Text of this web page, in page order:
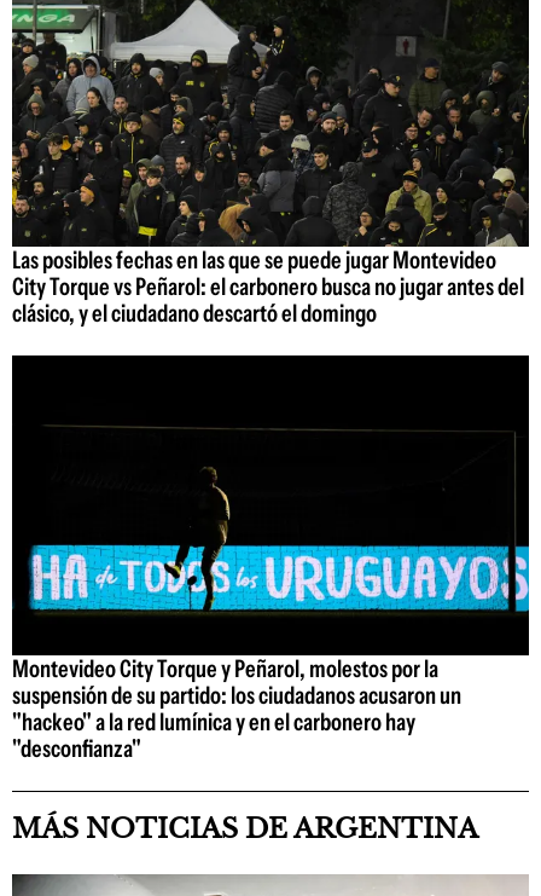
Las posibles fechas en las que se puede jugar Montevideo
City Torque vs Peñarol: el carbonero busca no jugar antes del
clásico, y el ciudadano descartó el domingo
Montevideo City Torque y Peñarol, molestos por la
suspensión de su partido: los ciudadanos acusaron un
"hackeo" a la red lumínica y en el carbonero hay
"desconfianza"
MÁS NOTICIAS DE ARGENTINA